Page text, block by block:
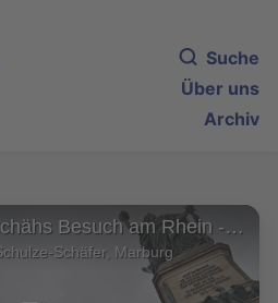
Suche
Über uns
Archiv
SchuhSchähs Besuch am Rhein - Kloster Eberbach - Rüdesheim - Niederwald
Schäfer, Marburg